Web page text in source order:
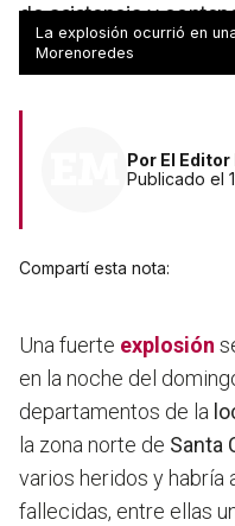
de asistencia y
operativo de
La explosión ocurrió en
Morenoredes
Por El
Publicado el
Compartí esta nota:
Una fuerte explosión
en la noche del
departamentos de la
la zona norte de Santa
varios heridos y habría
fallecidas, entre ellas